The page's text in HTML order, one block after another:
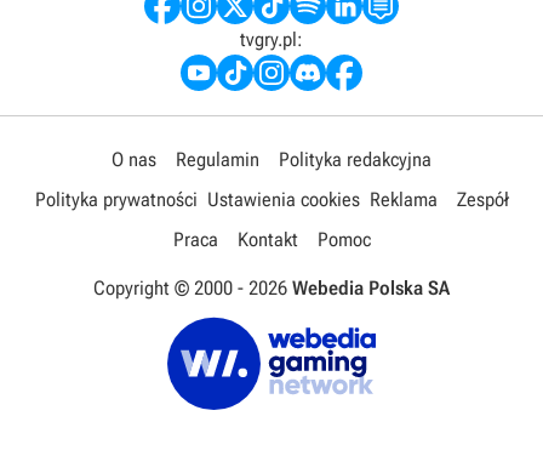
tvgry.pl:
O nas Regulamin
Polityka redakcyjna
Polityka prywatności Ustawienia cookies Reklama
Zespół
Praca
Kontakt Pomoc
Copyright © 2000 - 2026 Webedia Polska SA